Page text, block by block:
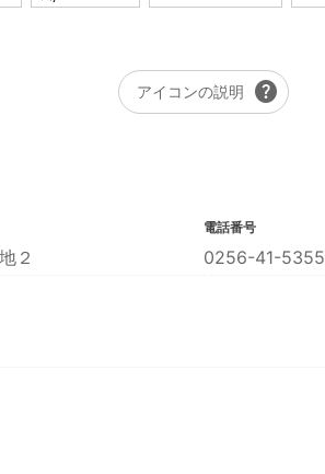
アイコンの説明 help
２
電話番号
0256-41-5355